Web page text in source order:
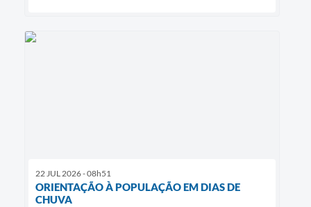
22 JUL 2026 - 08h51
ORIENTAÇÃO À POPULAÇÃO EM DIAS DE
CHUVA